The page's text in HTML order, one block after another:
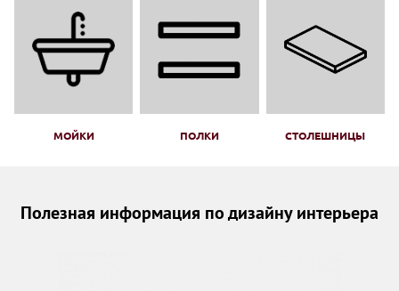
МОЙКИ ПОЛКИ СТОЛЕШНИЦЫ
Полезная информация по дизайну интерьера